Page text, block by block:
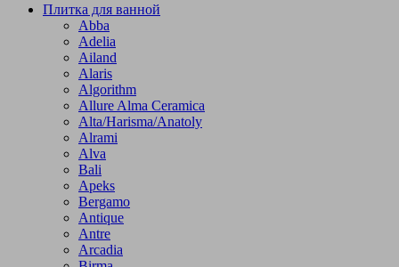
Плитка для ванной
Abba
Adelia
Ailand
Alaris
Algorithm
Allure Alma Ceramica
Alta/Harisma/Anatoly
Alrami
Alva
Bali
Apeks
Bergamo
Antique
Antre
Arcadia